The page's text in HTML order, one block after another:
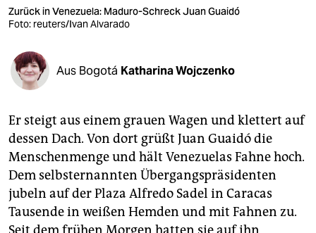
verlag
shop
fragen & hilfe
unterstützen
abo
genossenschaft
epaper login
Zurück in Venezuela: Maduro-Schreck Juan Guaidó
Foto: reuters/Ivan Alvarado
Aus Bogotá Katharina Wojczenko
Er steigt aus einem grauen Wagen und klettert auf
dessen Dach. Von dort grüßt Juan Guaidó die
Menschenmenge und hält Venezuelas Fahne hoch.
Dem selbsternannten Übergangspräsidenten
jubeln auf der Plaza Alfredo Sadel in Caracas
Tausende in weißen Hemden und mit Fahnen zu.